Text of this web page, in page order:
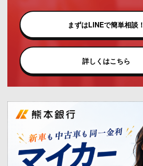
まずはLINEで簡単相談！
詳しくはこちら